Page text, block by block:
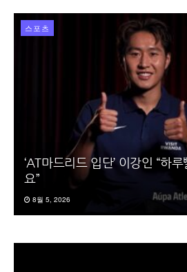
스포츠
‘AT마드리드 입단’ 이강인 “하
요”
8월 5, 2026